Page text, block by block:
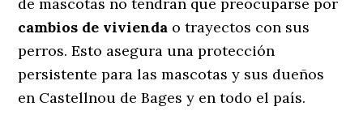
cambios de vivienda o trayectos con sus
perros. Esto asegura una protección
persistente para las mascotas y sus dueños
en Castellnou de Bages y en todo el país.